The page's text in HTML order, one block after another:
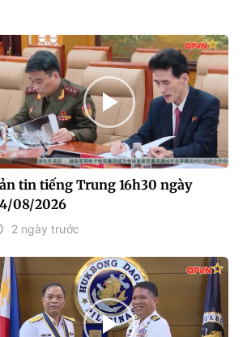
tin tiếng Trung 16h30 ngày
08/2026
2 ngày trước